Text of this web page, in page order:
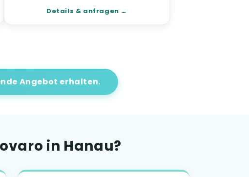
Details & anfragen
Angebot erhalten.
in Hanau?